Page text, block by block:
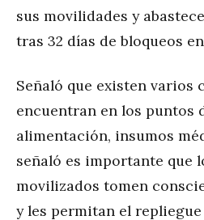
sus movilidades y
tras 32 días de bloqueos
Señaló que existen varios
encuentran en los puntos
alimentación, insumos
señaló es importante que
movilizados tomen
y les permitan el